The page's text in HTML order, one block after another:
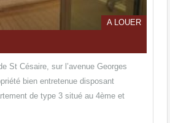
A LOUER
St Césaire, sur l’avenue Georges
bien entretenue disposant
de type 3 situé au 4ème et